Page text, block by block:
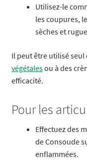
Utilisez-le
les coupures,
sèches et
Il peut être utilisé seul
végétalesou à des
efficacité.
Pour les
Effectuez des
de Consoude
enflammées.